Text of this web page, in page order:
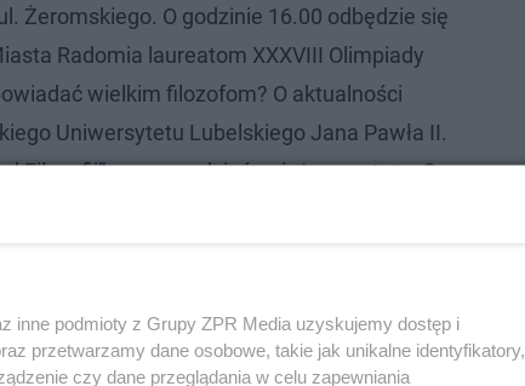
Żeromskiego. O godzinie 16.00 odbędzie się
Radomia laureatom XXXVIII Olimpiady
wielkim filozofom? O aktualności
Uniwersytetu Lubelskiego Jana Pawła II.
Filozofii”, poprowadzi również warsztaty „O
reguł”.
inne podmioty z Grupy ZPR Media uzyskujemy dostęp i
przetwarzamy dane osobowe, takie jak unikalne identyfikatory,
czy dane przeglądania w celu zapewniania